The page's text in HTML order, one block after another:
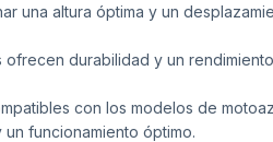
una altura óptima y un
durabilidad y un
con los modelos de
funcionamiento óptimo.